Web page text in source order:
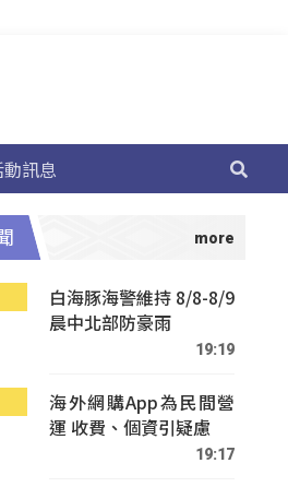
動訊息
白海豚海警維持 8/8-8/9
晨中北部防豪雨
19:19
海外網購App為民間營
運 收費、個資引疑慮
19:17